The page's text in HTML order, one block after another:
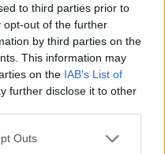
to third parties prior to
opt-out of the further
by third parties on the
This information may
on the IAB’s List of
further disclose it to other
Outs
(275)
(200)